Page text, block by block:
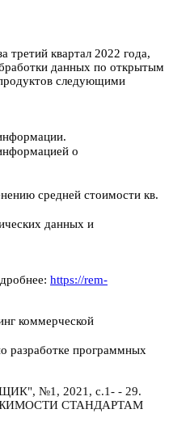
квартал 2022 года,
данных по открытым
следующими
о
средней стоимости кв.
данных и
https://rem-
коммерческой
разработке программных
№1, 2021, с.1- - 29.
СТАНДАРТАМ